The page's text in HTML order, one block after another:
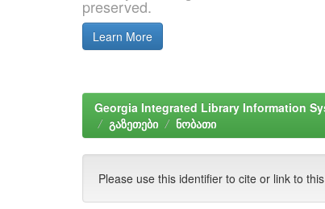
preserved.
Learn More
Georgia Integrated Library Information
გაზეთები
ნობათი
Please use this identifier to cite or link to